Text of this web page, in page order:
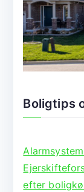
Boligtips
efter